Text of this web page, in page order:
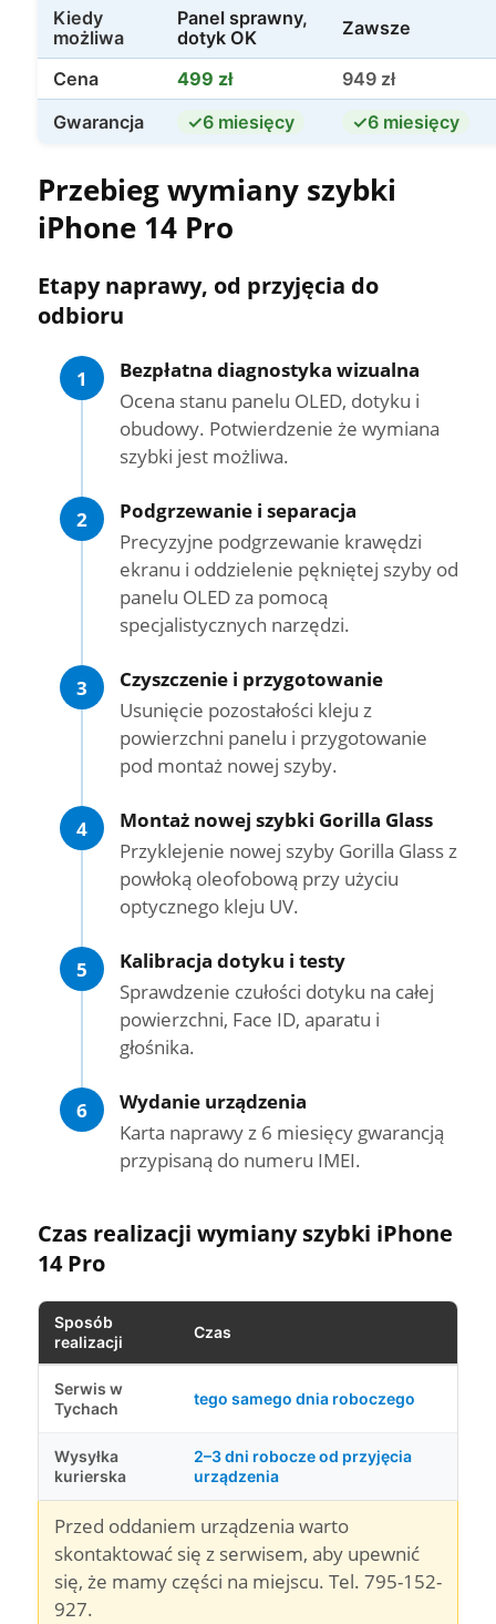
Kiedy
możliwa
Panel sprawny,
dotyk OK
Zawsze
Cena 499 zł
949 zł
Gwarancja
6 miesięcy 6 miesięcy
Przebieg wymiany szybki
iPhone 14 Pro
Etapy naprawy, od przyjęcia do
odbioru
1
Bezpłatna diagnostyka wizualna
Ocena stanu panelu OLED, dotyku i
obudowy. Potwierdzenie że wymiana
szybki jest możliwa.
2
Podgrzewanie i separacja
Precyzyjne podgrzewanie krawędzi
ekranu i oddzielenie pękniętej szyby od
panelu OLED za pomocą
specjalistycznych narzędzi.
3
Czyszczenie i przygotowanie
Usunięcie pozostałości kleju z
powierzchni panelu i przygotowanie
pod montaż nowej szyby.
4
Montaż nowej szybki Gorilla Glass
Przyklejenie nowej szyby Gorilla Glass z
powłoką oleofobową przy użyciu
optycznego kleju UV.
5
Kalibracja dotyku i testy
Sprawdzenie czułości dotyku na całej
powierzchni, Face ID, aparatu i
głośnika.
6
Wydanie urządzenia
Karta naprawy z 6 miesięcy gwarancją
przypisaną do numeru IMEI.
Czas realizacji wymiany szybki iPhone
14 Pro
Sposób
realizacji
Czas
Serwis w
Tychach
tego samego dnia roboczego
Wysyłka
kurierska
2–3 dni robocze od przyjęcia
urządzenia
Przed oddaniem urządzenia warto
skontaktować się z serwisem, aby upewnić
się, że mamy części na miejscu. Tel. 795-152-
927.